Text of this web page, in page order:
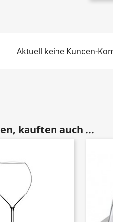
Aktuell keine Kunden-
kauften auch ...